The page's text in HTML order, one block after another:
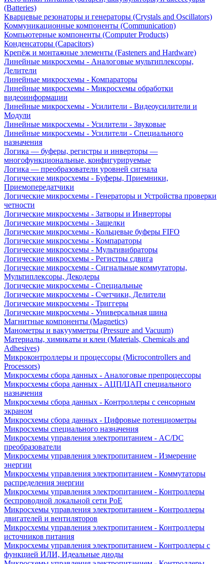
(Batteries)
Кварцевые резонаторы и генераторы (Crystals and Oscillators)
Коммуникационные компоненты (Communication)
Компьютерные компоненты (Computer Products)
Конденсаторы (Capacitors)
Крепёж и монтажные элементы (Fasteners and Hardware)
Линейные микросхемы - Аналоговые мультиплексоры,
Делители
Линейные микросхемы - Компараторы
Линейные микросхемы - Микросхемы обработки
видеоинформации
Линейные микросхемы - Усилители - Видеоусилители и
Модули
Линейные микросхемы - Усилители - Звуковые
Линейные микросхемы - Усилители - Специального
назначения
Логика — буферы, регистры и инверторы —
многофункциональные, конфигурируемые
Логика — преобразователи уровней сигнала
Логические микросхемы - Буферы, Приемники,
Приемопередатчики
Логические микросхемы - Генераторы и Устройства проверки
четности
Логические микросхемы - Затворы и Инверторы
Логические микросхемы - Защелки
Логические микросхемы - Кольцевые буферы FIFO
Логические микросхемы - Компараторы
Логические микросхемы - Мультивибраторы
Логические микросхемы - Регистры сдвига
Логические микросхемы - Сигнальные коммутаторы,
Мультиплексоры, Декодеры
Логические микросхемы - Специальные
Логические микросхемы - Счетчики, Делители
Логические микросхемы - Триггеры
Логические микросхемы - Универсальная шина
Магнитные компоненты (Magnetics)
Манометры и вакуумметры (Pressure and Vacuum)
Материалы, химикаты и клеи (Materials, Chemicals and
Adhesives)
Микроконтроллеры и процессоры (Microcontrollers and
Processors)
Микросхемы сбора данных - Аналоговые препроцессоры
Микросхемы сбора данных - АЦП/ЦАП специального
назначения
Микросхемы сбора данных - Контроллеры с сенсорным
экраном
Микросхемы сбора данных - Цифровые потенциометры
Микросхемы специального назначения
Микросхемы управления электропитанием - AC/DC
преобразователи
Микросхемы управления электропитанием - Измерение
энергии
Микросхемы управления электропитанием - Коммутаторы
распределения энергии
Микросхемы управления электропитанием - Контроллеры
беспроводной локальной сети PoE
Микросхемы управления электропитанием - Контроллеры
двигателей и вентиляторов
Микросхемы управления электропитанием - Контроллеры
источников питания
Микросхемы управления электропитанием - Контроллеры с
функцией ИЛИ, Идеальные диоды